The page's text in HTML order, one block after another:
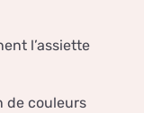
l’assiette
de couleurs